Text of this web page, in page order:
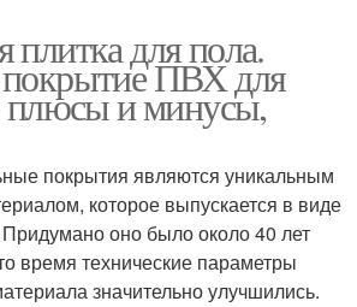
для пола.
ПВХ для
плюсы и минусы,
покрытия являются уникальным
которое выпускается в виде
оно было около 40 лет
время технические параметры
значительно улучшились.